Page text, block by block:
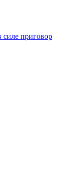
силе приговор